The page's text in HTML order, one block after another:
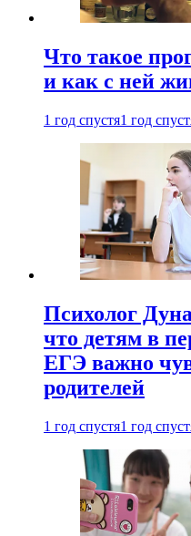
Что такое
и как с ней
1 год спустя1 год
Психолог
что детям в
ЕГЭ важно
родителей
1 год спустя1 год